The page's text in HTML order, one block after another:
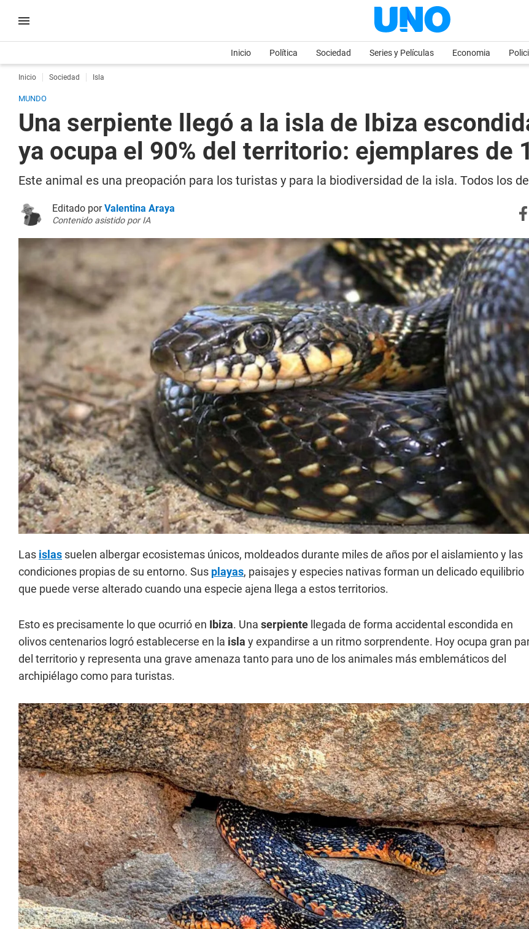
Inicio Política Sociedad Series y Películas Economia
Inicio Sociedad Isla
MUNDO
Una serpiente llegó a la isla de Ibiza
ya ocupa el 90% del territorio: ejemplares de
Este animal es una preopación para los turistas y para la biodiversidad de la isla. Todos los
Editado porValentina Araya
Contenido asistido por IA
Las islas suelen albergar ecosistemas únicos, moldeados durante miles de años por el aislamiento y las
condiciones propias de su entorno. Sus playas, paisajes y especies nativas forman un delicado equilibrio
que puede verse alterado cuando una especie ajena llega a estos territorios.
Esto es precisamente lo que ocurrió en Ibiza. Una serpiente llegada de forma accidental escondida en
olivos centenarios logró establecerse en la isla y expandirse a un ritmo sorprendente. Hoy ocupa gran
del territorio y representa una grave amenaza tanto para uno de los animales más emblemáticos del
archipiélago como para turistas.